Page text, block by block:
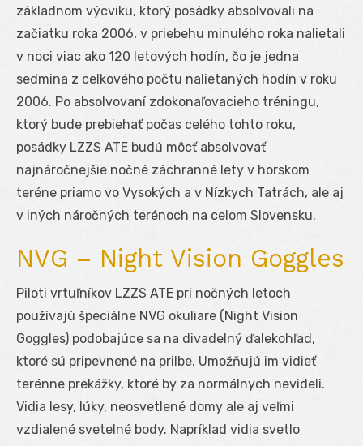
základnom výcviku, ktorý posádky absolvovali na
začiatku roka 2006, v priebehu minulého roka nalietali
v noci viac ako 120 letových hodín, čo je jedna
sedmina z celkového počtu nalietaných hodín v roku
2006. Po absolvovaní zdokonaľovacieho tréningu,
ktorý bude prebiehať počas celého tohto roku,
posádky LZZS ATE budú môcť absolvovať
najnáročnejšie nočné záchranné lety v horskom
teréne priamo vo Vysokých a v Nízkych Tatrách, ale aj
v iných náročných terénoch na celom Slovensku.
NVG – Night Vision Goggles
Piloti vrtuľníkov LZZS ATE pri nočných letoch
používajú špeciálne NVG okuliare (Night Vision
Goggles) podobajúce sa na divadelný ďalekohľad,
ktoré sú pripevnené na prilbe. Umožňujú im vidieť
terénne prekážky, ktoré by za normálnych nevideli.
Vidia lesy, lúky, neosvetlené domy ale aj veľmi
vzdialené svetelné body. Napríklad vidia svetlo